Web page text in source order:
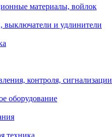
материалы, войлок
выключатели и удлинители
контроля, сигнализации
оборудование
техника